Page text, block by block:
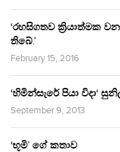
‘රහසිගතව ක්‍රියාත්මක
තිබේ.’
February 15, 2016
‘හිමින්සැරේ පියා විදා‘
September 9, 2013
‘භූමි’ ගේ කතාව